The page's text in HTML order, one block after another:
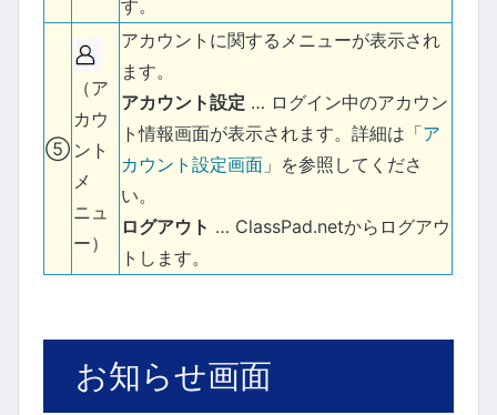
す。
⑤
（ア
カウ
ント
メ
ニュ
ー）
アカウントに関するメニューが表示され
ます。
アカウント設定 … ログイン中のアカウン
ト情報画面が表示されます。詳細は「ア
カウント設定画面 」を参照してくださ
い。
ログアウト … ClassPad.netからログアウ
トします。
お知らせ画面